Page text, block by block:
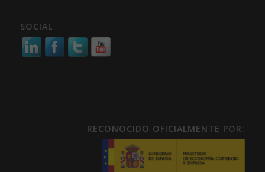
SOCIAL
RECONOCIDO OFICIALMENTE POR: